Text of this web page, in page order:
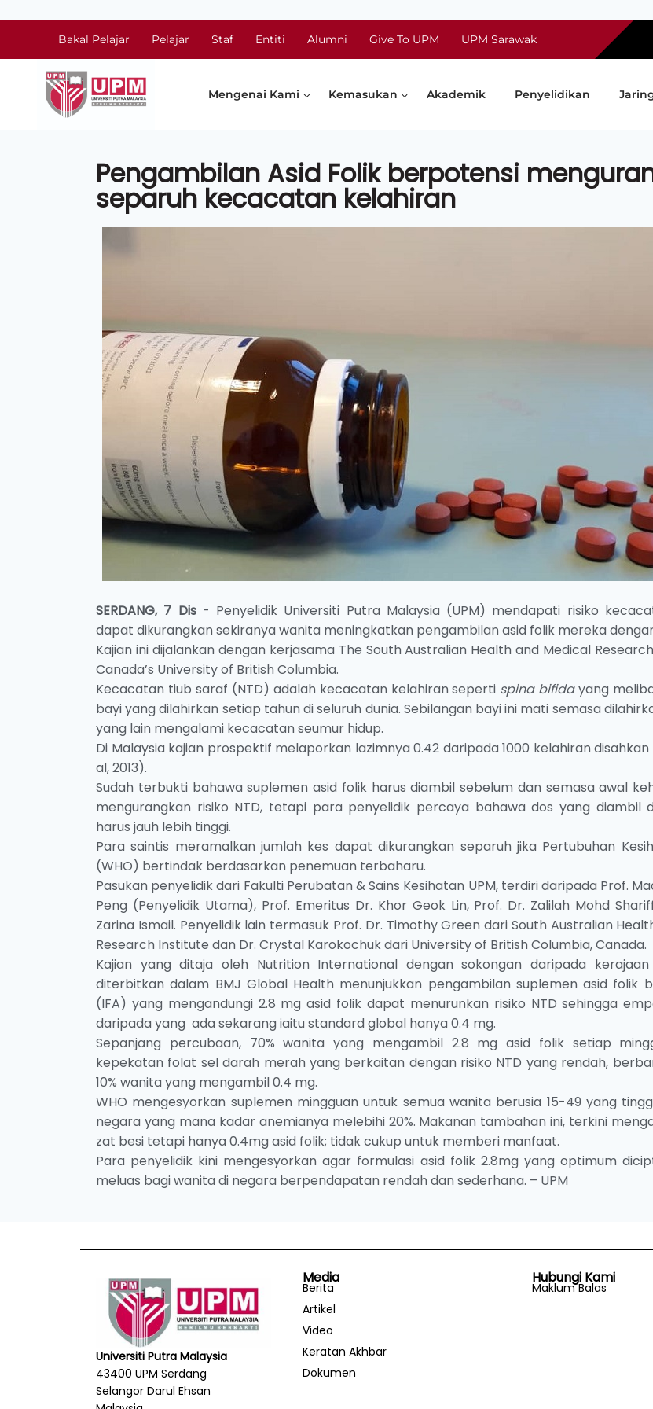
Bakal Pelajar Pelajar Staf Entiti Alumni Give To UPM UPM Sarawak
Mengenai Kami Kemasukan Akademik Penyelidikan
Pengambilan Asid Folik berpotensi
separuh kecacatan kelahiran
SERDANG, 7 Dis- Penyelidik Universiti Putra Malaysia (UPM) mendapati risiko
dapat dikurangkan sekiranya wanita meningkatkan pengambilan asid folik mereka
Kajian ini dijalankan dengan kerjasama The South Australian Health and Medical
Canada’s University of British Columbia.
Kecacatan tiub saraf (NTD) adalah kecacatan kelahiran seperti spina bifidayang
bayi yang dilahirkan setiap tahun di seluruh dunia. Sebilangan bayi ini mati semasa
yang lain mengalami kecacatan seumur hidup.
Di Malaysia kajian prospektif melaporkan lazimnya 0.42 daripada 1000 kelahiran
al, 2013).
Sudah terbukti bahawa suplemen asid folik harus diambil sebelum dan semasa awal
mengurangkan risiko NTD, tetapi para penyelidik percaya bahawa dos yang diambil
harus jauh lebih tinggi.
Para saintis meramalkan jumlah kes dapat dikurangkan separuh jika Pertubuhan
(WHO) bertindak berdasarkan penemuan terbaharu.
Pasukan penyelidik dari Fakulti Perubatan & Sains Kesihatan UPM, terdiri daripada Prof.
Peng (Penyelidik Utama), Prof. Emeritus Dr. Khor Geok Lin, Prof. Dr. Zalilah Mohd
Zarina Ismail. Penyelidik lain termasuk Prof. Dr. Timothy Green dari South Australian
Research Institute dan Dr. Crystal Karokochuk dari University of British Columbia, Canada.
Kajian yang ditaja oleh Nutrition International dengan sokongan daripada
diterbitkan dalam BMJ Global Health menunjukkan pengambilan suplemen asid folik
(IFA) yang mengandungi 2.8 mg asid folik dapat menurunkan risiko NTD sehingga
daripada yang ada sekarang iaitu standard global hanya 0.4 mg.
Sepanjang percubaan, 70% wanita yang mengambil 2.8 mg asid folik setiap
kepekatan folat sel darah merah yang berkaitan dengan risiko NTD yang rendah,
10% wanita yang mengambil 0.4 mg.
WHO mengesyorkan suplemen mingguan untuk semua wanita berusia 15-49 yang
negara yang mana kadar anemianya melebihi 20%. Makanan tambahan ini, terkini
zat besi tetapi hanya 0.4mg asid folik; tidak cukup untuk memberi manfaat.
Para penyelidik kini mengesyorkan agar formulasi asid folik 2.8mg yang optimum
meluas bagi wanita di negara berpendapatan rendah dan sederhana. – UPM
Universiti Putra Malaysia
43400 UPM Serdang
Selangor Darul Ehsan
Media
Berita
Artikel
Video
Keratan Akhbar
Dokumen
Hubungi Kami
Maklum Balas